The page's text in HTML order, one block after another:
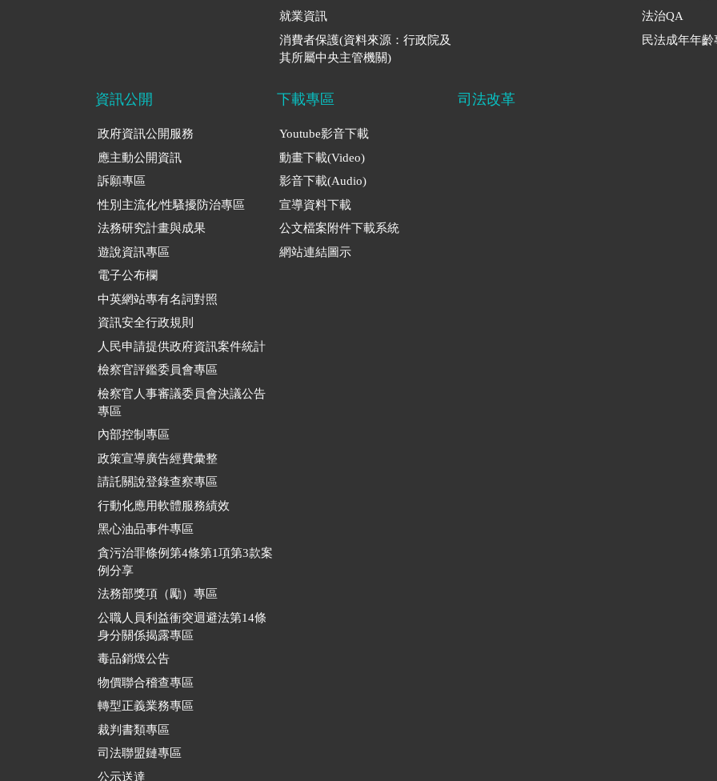
就業資訊
消費者保護(資料來源：行政院及
其所屬中央主管機關)
法治QA
民法成年年齡
資訊公開
政府資訊公開服務
應主動公開資訊
訴願專區
性別主流化/性騷擾防治專區
法務研究計畫與成果
遊說資訊專區
電子公布欄
中英網站專有名詞對照
資訊安全行政規則
人民申請提供政府資訊案件統計
檢察官評鑑委員會專區
檢察官人事審議委員會決議公告
專區
內部控制專區
政策宣導廣告經費彙整
請託關說登錄查察專區
行動化應用軟體服務績效
黑心油品事件專區
貪污治罪條例第4條第1項第3款案
例分享
法務部獎項（勵）專區
公職人員利益衝突迴避法第14條
身分關係揭露專區
毒品銷燬公告
物價聯合稽查專區
轉型正義業務專區
裁判書類專區
司法聯盟鏈專區
公示送達
下載專區
Youtube影音下載
動畫下載(Video)
影音下載(Audio)
宣導資料下載
公文檔案附件下載系統
網站連結圖示
司法改革